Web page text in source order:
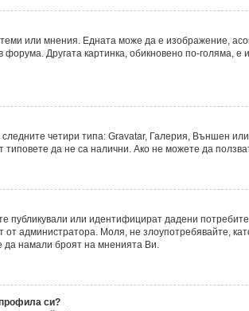
или мнения. Едната може да е изображение,
Другата картинка, обикновено по-голяма, е
четири типа: Gravatar, Галерия, Външен или
да не са налични. Ако не можете да
публикували или идентифицират дадени
администратора. Моля, не злоупотребявайте,
намали броят на мненията Ви.
си?